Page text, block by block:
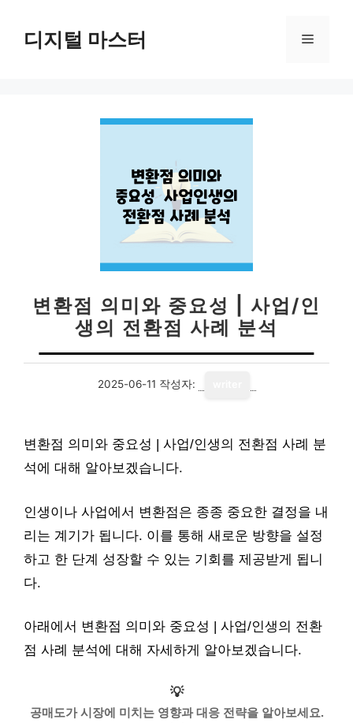
디지털 마스터 메
변환점 의미와 중요성 | 사업/인
생의 전환점 사례 분석
2025-06-11 작성자:
변환점 의미와 중요성 | 사업/인생의 전환점 사례 분
석에 대해 알아보겠습니다.
인생이나 사업에서 변환점은 종종 중요한 결정을 내
리는 계기가 됩니다. 이를 통해 새로운 방향을 설정
하고 한 단계 성장할 수 있는 기회를 제공받게 됩니
다.
아래에서 변환점 의미와 중요성 | 사업/인생의 전환
점 사례 분석에 대해 자세하게 알아보겠습니다.
💡
공매도가 시장에 미치는 영향과 대응 전략을 알아보세요.